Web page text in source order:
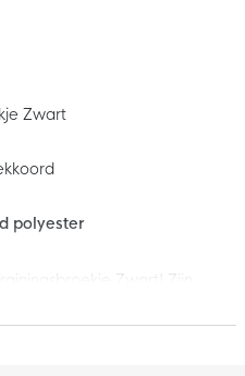
Zwart
polyester
Zwart! Zijn
een modern design. Draag
en haal het maximum uit